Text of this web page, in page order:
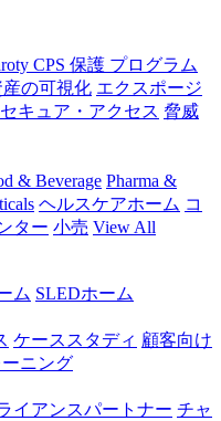
じる
CPS 保護 プログラム
産の可視化 エクスポージ
セキュア・アクセス 脅威
& Beverage Pharma &
ヘルスケアホーム コ
ター 小売 View All
ム SLEDホーム
ケーススタディ 顧客向け
ニング
イアンスパートナー チャ